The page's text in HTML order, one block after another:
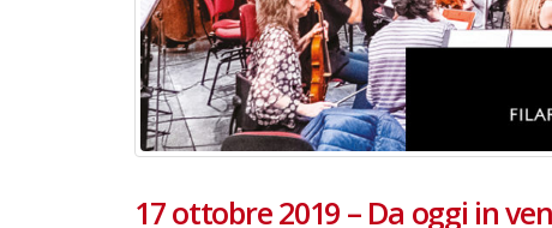
17 ottobre 2019 – Da oggi in